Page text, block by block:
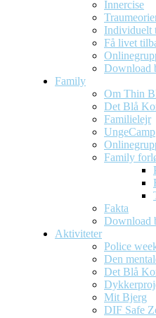
Innercise
Individuelt
Få livet
Download
Family
Om Thin
Det Blå
Familielejr
UngeCamp
Family
Fakta
Download
Aktiviteter
Police
Den
Det Blå
Mit Bjerg
DIF Safe